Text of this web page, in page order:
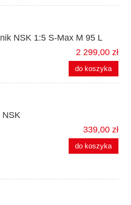
NSK 1:5 S-Max M 95 L
2 299,00 zł
do koszyka
NSK
339,00 zł
do koszyka